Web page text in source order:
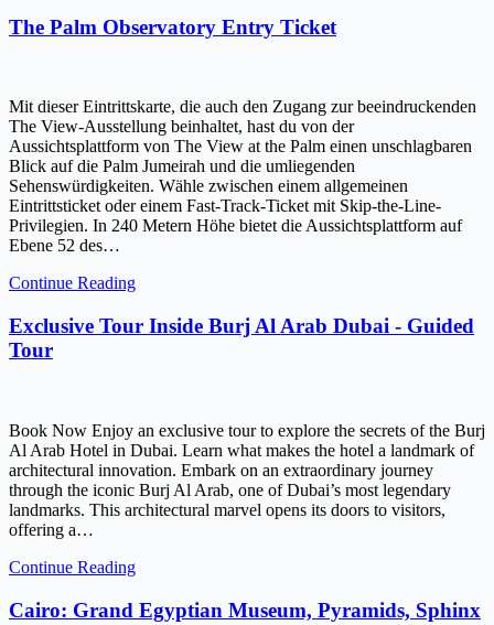
The Palm Observatory Entry Ticket
Mit dieser Eintrittskarte, die auch den Zugang zur beeindruckenden
The View-Ausstellung beinhaltet, hast du von der
Aussichtsplattform von The View at the Palm einen unschlagbaren
Blick auf die Palm Jumeirah und die umliegenden
Sehenswürdigkeiten. Wähle zwischen einem allgemeinen
Eintrittsticket oder einem Fast-Track-Ticket mit Skip-the-Line-
Privilegien. In 240 Metern Höhe bietet die Aussichtsplattform auf
Ebene 52 des…
Continue Reading
Exclusive Tour Inside Burj Al Arab Dubai - Guided
Tour
Book Now Enjoy an exclusive tour to explore the secrets of the Burj
Al Arab Hotel in Dubai. Learn what makes the hotel a landmark of
architectural innovation. Embark on an extraordinary journey
through the iconic Burj Al Arab, one of Dubai’s most legendary
landmarks. This architectural marvel opens its doors to visitors,
offering a…
Continue Reading
Cairo: Grand Egyptian Museum, Pyramids, Sphinx